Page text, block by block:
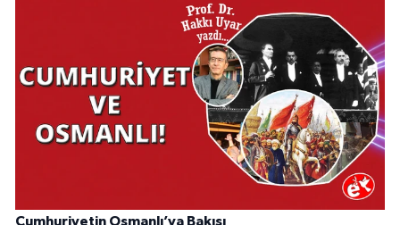
Cumhuriyetin Osmanlı’ya Bakışı